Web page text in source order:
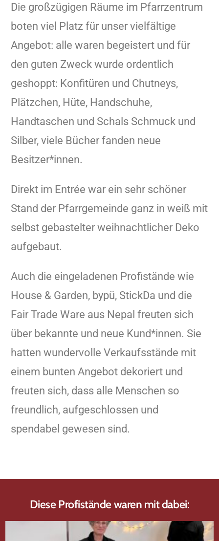
Die großzügigen Räume im Pfarrzentrum
boten viel Platz für unser vielfältige
Angebot: alle waren begeistert und für
den guten Zweck wurde ordentlich
geshoppt: Konfitüren und Chutneys,
Plätzchen, Hüte, Handschuhe,
Handtaschen und Schals Schmuck und
Silber, viele Bücher fanden neue
Besitzer*innen.
Direkt im Entrée war ein sehr schöner
Stand der Pfarrgemeinde ganz in weiß mit
selbst gebastelter weihnachtlicher Deko
aufgebaut.
Auch die eingeladenen Profistände wie
House & Garden, bypü, StickDa und die
Fair Trade Ware aus Nepal freuten sich
über bekannte und neue Kund*innen. Sie
hatten wundervolle Verkaufsstände mit
einem bunten Angebot dekoriert und
freuten sich, dass alle Menschen so
freundlich, aufgeschlossen und
spendabel gewesen sind.
Diese Profistände waren mit dabei: